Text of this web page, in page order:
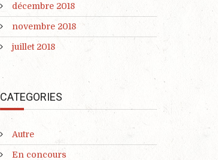
décembre 2018
novembre 2018
juillet 2018
CATEGORIES
Autre
En concours